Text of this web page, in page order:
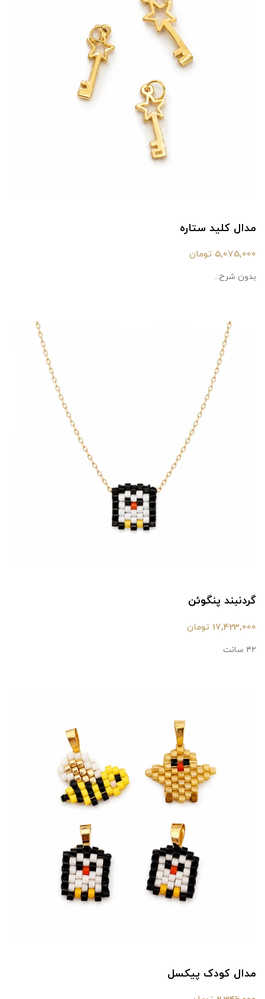
مدال کلید ستاره
5,075,000 تومان
بدون شرح...
گردنبند پنگوئن
17,423,000 تومان
۴۲ سانت
مدال کودک پیکسل